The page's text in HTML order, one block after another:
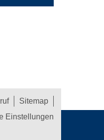
Sitemap
Einstellungen